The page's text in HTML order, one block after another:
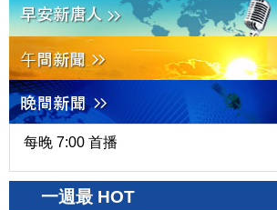
每晚 7:00 首播
一週最 HOT